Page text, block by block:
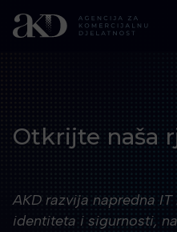
Otkrijte naša
AKD razvija napredna
identiteta i sigurnosti,